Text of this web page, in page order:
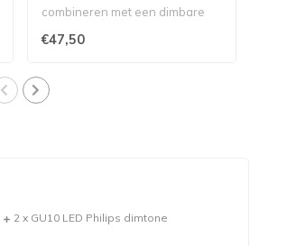
combineren met een dimbare
GU10 Led lamp voor mooi..
€47,50
2 x GU10 LED Philips dimtone